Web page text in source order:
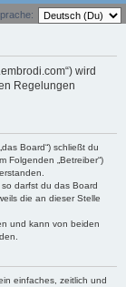
wird
Regelungen
Board“) schließt du
Folgenden „Betreiber“)
darfst du das Board
die an dieser Stelle
und kann von beiden
einfaches, zeitlich und